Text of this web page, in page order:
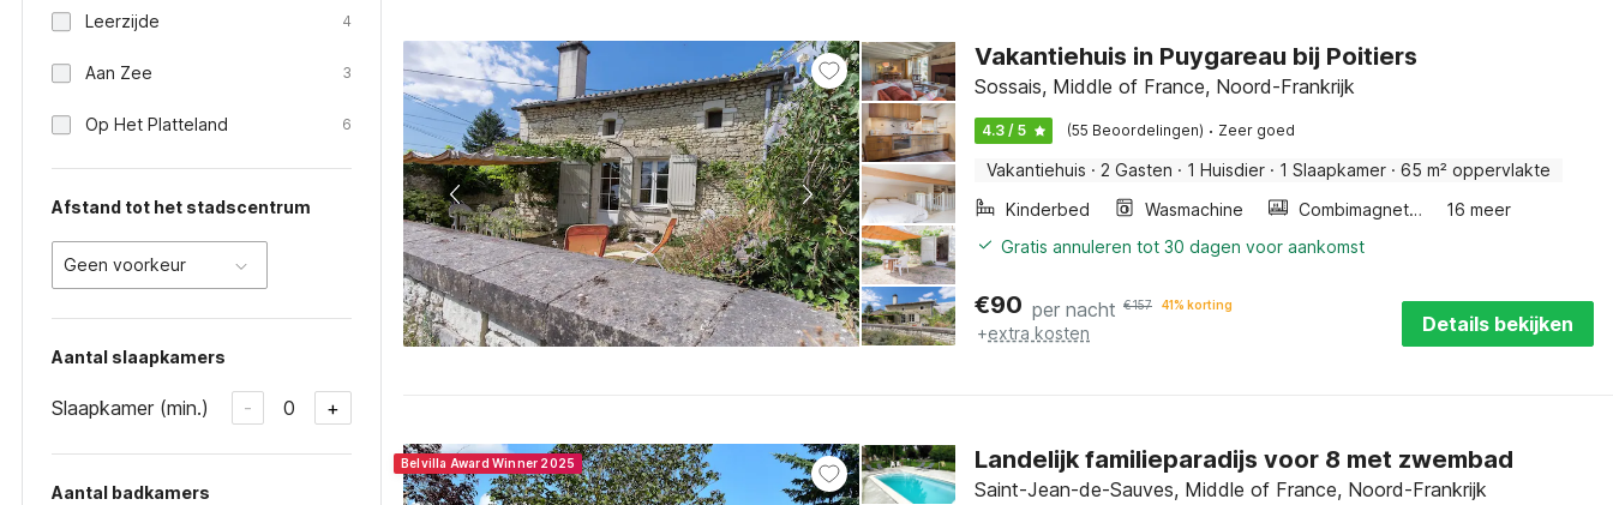
Leerzijde 4
Aan Zee 3
Op Het Platteland 6
Afstand tot het stadscentrum
Geen voorkeur
Aantal slaapkamers
Slaapkamer (min.) - 0 +
Aantal badkamers
Vakantiehuis in Puygareau bij Poitiers
Sossais, Middle of France, Noord-Frankrijk
4.3 / 5 (55 Beoordelingen) · Zeer goed
Vakantiehuis · 2 Gasten · 1 Huisdier · 1 Slaapkamer · 65 m² oppervlakte
Kinderbed
Wasmachine Combimagnetron
16 meer
Gratis annuleren tot 30 dagen voor aankomst
€90 per nacht €157 41% korting
+extra kosten Details bekijken
Belvilla Award Winner 2025 Landelijk familieparadijs voor 8 met zwembad
Saint-Jean-de-Sauves, Middle of France, Noord-Frankrijk